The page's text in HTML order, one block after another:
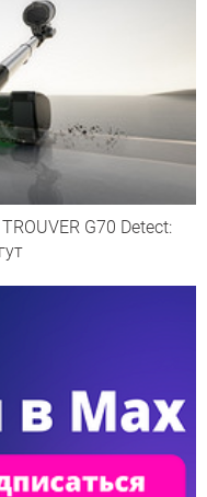
G70 Detect: